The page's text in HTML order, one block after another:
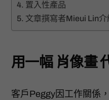
置入性產品
文章撰寫者Mieui Lin介
用一幅 肖像畫
客戶Peggy因工作關係